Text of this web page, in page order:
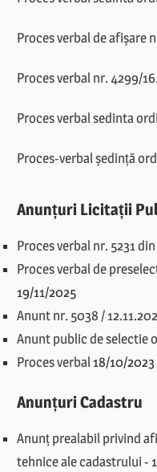
Proces verbal de afișare
Proces verbal nr. 4299/
Proces verbal sedinta
Proces-verbal ședință
Anunțuri Licitații
Proces verbal nr. 5231
Proces verbal de
19/11/2025
Anunt nr. 5038 /
Anunt public de selectie
Proces verbal 18/10/2023
Anunțuri Cadastru
Anunț prealabil privind
tehnice ale cadastrului-